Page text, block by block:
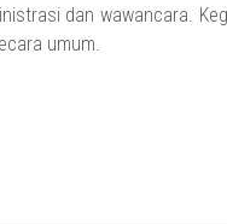
dan wawancara.
umum.